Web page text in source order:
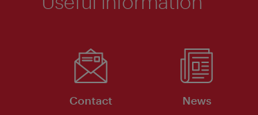
Contact News